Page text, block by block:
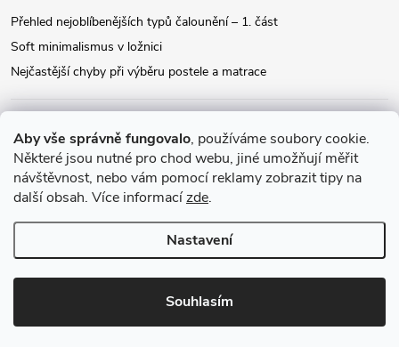
Aby vše správně fungovalo, používáme soubory cookie.
Některé jsou nutné pro chod webu, jiné umožňují měřit
návštěvnost, nebo vám pomocí reklamy zobrazit tipy na
další obsah. Více informacízde.
Nastavení
Souhlasím
Přehled nejoblíbenějších typů čalounění – 1. část
Soft minimalismus v ložnici
Nejčastější chyby při výběru postele a matrace
Instagram
Copyright 2026Relax-postele.cz. Všechna práva vyhrazena.Upravit
nastavení cookies